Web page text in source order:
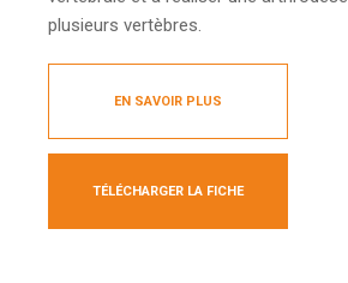
plusieurs vertèbres.
EN SAVOIR PLUS
TÉLÉCHARGER LA FICHE